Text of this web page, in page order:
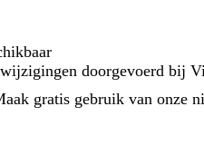
doorgevoerd bij
gratis gebruik van onze